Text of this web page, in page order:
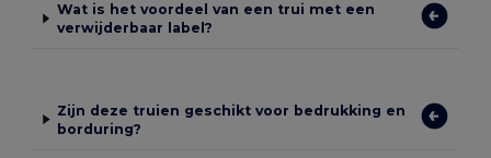
Wat is het voordeel van een trui met een
verwijderbaar label?
Zijn deze truien geschikt voor bedrukking en
borduring?